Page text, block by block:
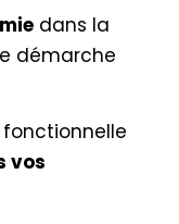
dans la
démarche
vos